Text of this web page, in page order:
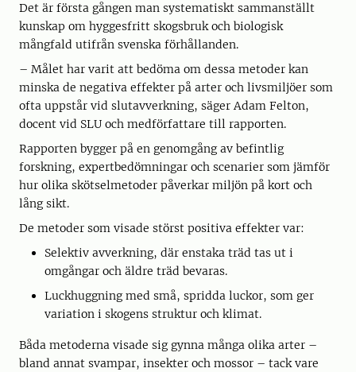
Det är första gången man systematiskt sammanställt
kunskap om hyggesfritt skogsbruk och biologisk
mångfald utifrån svenska förhållanden.
– Målet har varit att bedöma om dessa metoder kan
minska de negativa effekter på arter och livsmiljöer som
ofta uppstår vid slutavverkning, säger Adam Felton,
docent vid SLU och medförfattare till rapporten.
Rapporten bygger på en genomgång av befintlig
forskning, expertbedömningar och scenarier som jämför
hur olika skötselmetoder påverkar miljön på kort och
lång sikt.
De metoder som visade störst positiva effekter var:
Selektiv avverkning, där enstaka träd tas ut i
omgångar och äldre träd bevaras.
Luckhuggning med små, spridda luckor, som ger
variation i skogens struktur och klimat.
Båda metoderna visade sig gynna många olika arter –
bland annat svampar, insekter och mossor – tack vare